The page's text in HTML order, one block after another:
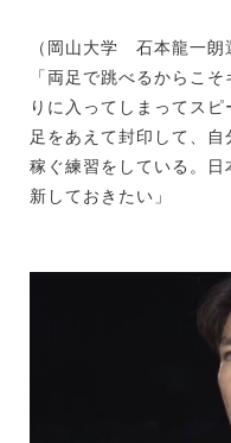
（岡山大学 石本龍一朗
「両足で跳べるからこ
りに入ってしまってス
足をあえて封印して、
稼ぐ練習をしている。
新しておきたい」